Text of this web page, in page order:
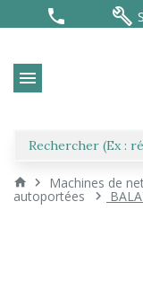
Machines de
autoportées